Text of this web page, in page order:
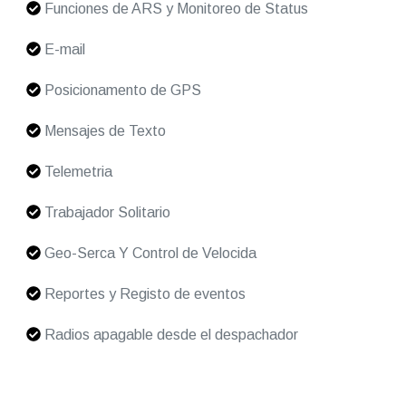
Funciones de ARS y Monitoreo de Status
E-mail
Posicionamento de GPS
Mensajes de Texto
Telemetria
Trabajador Solitario
Geo-Serca Y Control de Velocida
Reportes y Registo de eventos
Radios apagable desde el despachador